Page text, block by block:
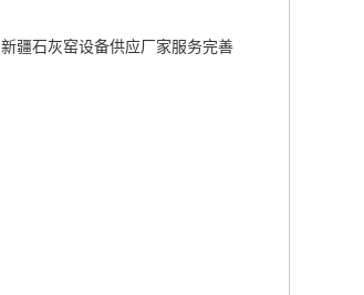
新疆石灰窑设备供应厂家服务完善